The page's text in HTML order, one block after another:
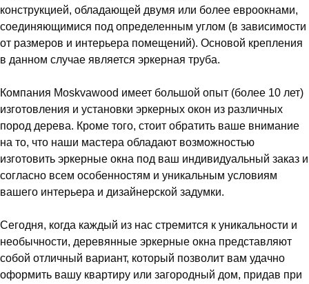
конструкцией, обладающей двумя или более евроокнами,
соединяющимися под определенным углом (в зависимости
от размеров и интерьера помещений). Основой крепления
в данном случае является эркерная труба.
Компания Moskvawood имеет большой опыт (более 10 лет)
изготовления и установки эркерных окон из различных
пород дерева. Кроме того, стоит обратить ваше внимание
на то, что наши мастера обладают возможностью
изготовить эркерные окна под ваш индивидуальный заказ и
согласно всем особенностям и уникальным условиям
вашего интерьера и дизайнерской задумки.
Сегодня, когда каждый из нас стремится к уникальности и
необычности, деревянные эркерные окна представляют
собой отличный вариант, который позволит вам удачно
оформить вашу квартиру или загородный дом, придав при